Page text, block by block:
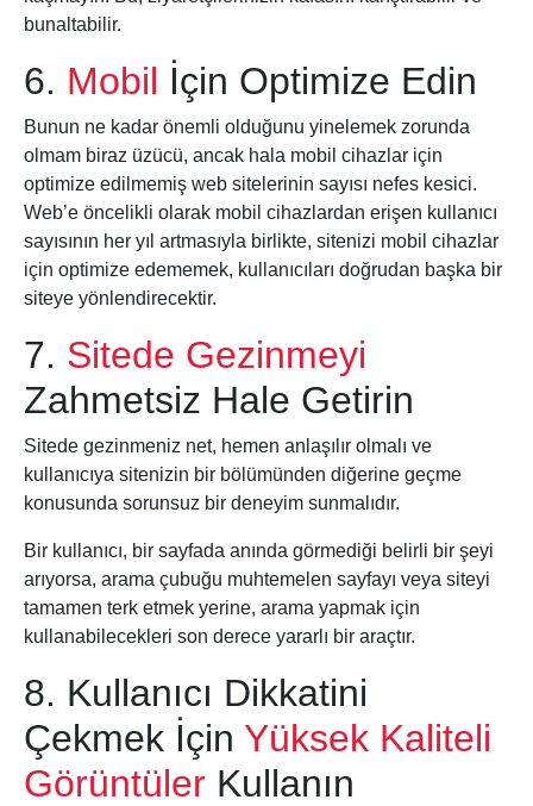
bunaltabilir.
6. Mobil İçin Optimize Edin
Bunun ne kadar önemli olduğunu yinelemek zorunda
olmam biraz üzücü, ancak hala mobil cihazlar için
optimize edilmemiş web sitelerinin sayısı nefes kesici.
Web’e öncelikli olarak mobil cihazlardan erişen kullanıcı
sayısının her yıl artmasıyla birlikte, sitenizi mobil cihazlar
için optimize edememek, kullanıcıları doğrudan başka bir
siteye yönlendirecektir.
7. Sitede Gezinmeyi
Zahmetsiz Hale Getirin
Sitede gezinmeniz net, hemen anlaşılır olmalı ve
kullanıcıya sitenizin bir bölümünden diğerine geçme
konusunda sorunsuz bir deneyim sunmalıdır.
Bir kullanıcı, bir sayfada anında görmediği belirli bir şeyi
arıyorsa, arama çubuğu muhtemelen sayfayı veya siteyi
tamamen terk etmek yerine, arama yapmak için
kullanabilecekleri son derece yararlı bir araçtır.
8. Kullanıcı Dikkatini
Çekmek İçin Yüksek Kaliteli
Görüntüler Kullanın